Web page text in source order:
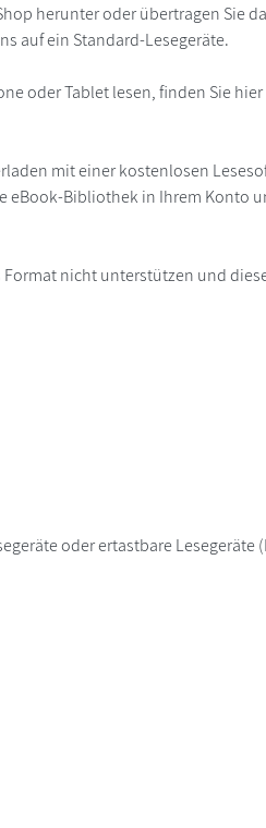
herunter oder übertragen Sie
auf ein Standard-Lesegeräte.
oder Tablet lesen, finden Sie
mit einer kostenlosen
eBook-Bibliothek in Ihrem Konto
nicht unterstützen und
oder ertastbare Lesegeräte